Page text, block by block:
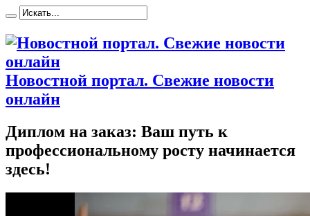
Новостной портал. Свежие новости
онлайн
Диплом на заказ: Ваш путь к
профессиональному росту начинается
здесь!